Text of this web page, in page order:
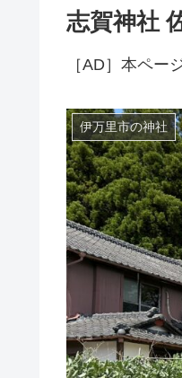
志賀神社
［AD］本ペー
伊万里市の神社